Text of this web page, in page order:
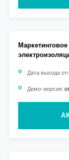
Дата выхода
Демо-версия: